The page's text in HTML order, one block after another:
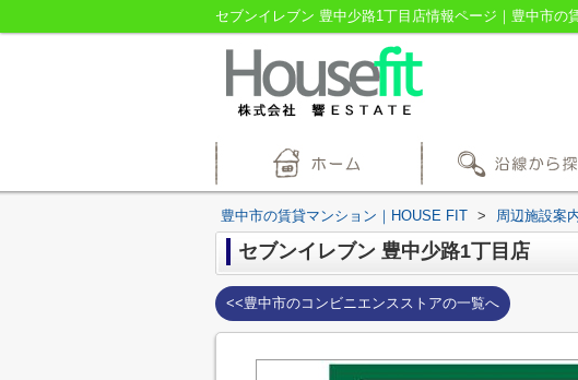
セブンイレブン 豊中少路1丁目店情報ページ｜豊中市の
豊中市の賃貸マンション｜HOUSE FIT > 周辺施設案
セブンイレブン 豊中少路1丁目店
<<豊中市のコンビニエンスストアの一覧へ